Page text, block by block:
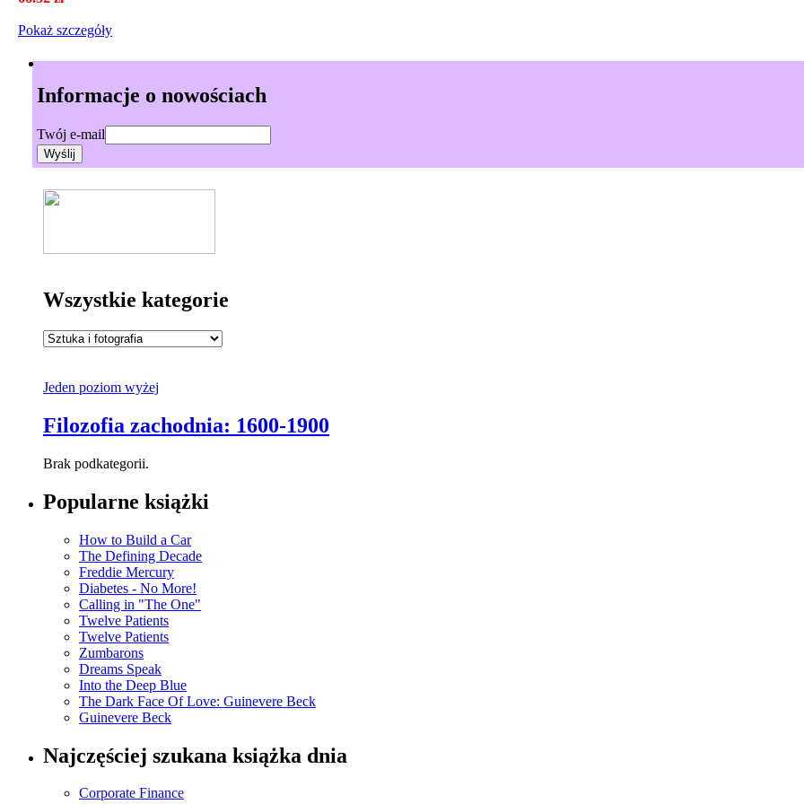
Pokaż szczegόły
Informacje o nowościach
Twój e-mail
Wszystkie kategorie
Jeden poziom wyżej
Filozofia zachodnia: 1600-1900
Brak podkategorii.
Popularne książki
How to Build a Car
The Defining Decade
Freddie Mercury
Diabetes - No More!
Calling in "The One"
Twelve Patients
Twelve Patients
Zumbarons
Dreams Speak
Into the Deep Blue
The Dark Face Of Love: Guinevere Beck
Guinevere Beck
Najczęściej szukana książka dnia
Corporate Finance